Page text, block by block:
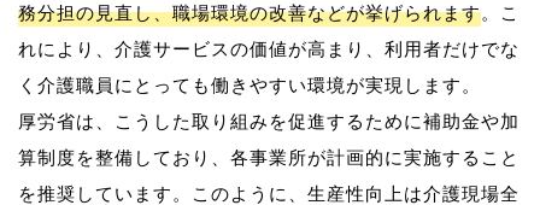
務分担の見直し、職場環境の改善などが挙げられます。こ
れにより、介護サービスの価値が高まり、利用者だけでな
く介護職員にとっても働きやすい環境が実現します。
厚労省は、こうした取り組みを促進するために補助金や加
算制度を整備しており、各事業所が計画的に実施すること
を推奨しています。このように、生産性向上は介護現場全